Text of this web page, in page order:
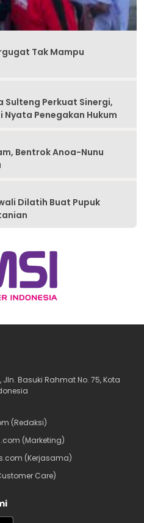
Tak Mampu
Sulteng Perkuat Sinergi,
Nyata Penegakan Hukum
Bentrok Anoa-Nunu
Dilatih Buat Pupuk
Jln. Basuki Rahmat No. 75, Kota
(Redaksi)
(Marketing)
(Kerjasama)
Care)